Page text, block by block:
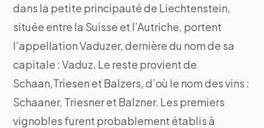
dans la petite principauté de Liechtenstein,
située entre la Suisse et l’Autriche, portent
l’appellation Vaduzer, dernière du nom de sa
capitale : Vaduz. Le reste provient de
Schaan,Triesen et Balzers, d’où le nom des vins :
Schaaner, Triesner et Balzner. Les premiers
vignobles furent probablement établis à